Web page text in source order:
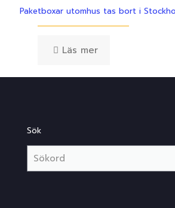
Paketboxar utomhus tas bort i
Läs mer
Sök